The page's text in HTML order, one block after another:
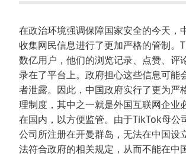
在政治环境强调保障国家安全的今天，
收集网民信息进行了更加严格的管制。
数亿用户，他们的浏览记录、点赞、评
录在了平台上。政府担心这些信息可能
者泄露。因此，中国政府实行了更为严
理制度，其中之一就是外国互联网企业
在国内，以方便监管。由于TikTok母公
公司所注册在开曼群岛，无法在中国设
法符合政府的相关规定，从而不能在中